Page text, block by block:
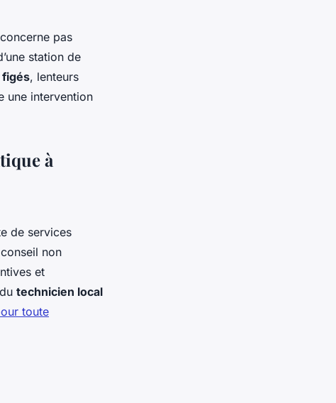
pas
station de
figés, lenteurs
une intervention
à
de services
non
et
technicien local
toute